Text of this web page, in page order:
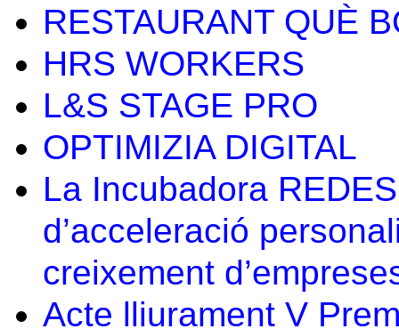
RESTAURANT QUÈ
HRS WORKERS
L&S STAGE PRO
OPTIMIZIA DIGITAL
La Incubadora
d’acceleració
creixement
Acte lliurament V